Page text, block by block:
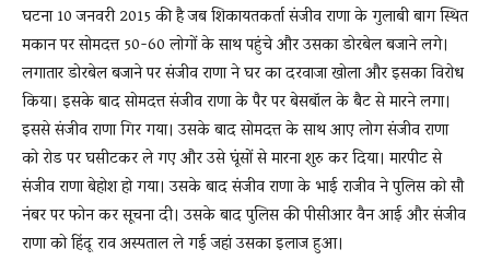
घटना 10 जनवरी 2015 की है जब शिकायतकर्ता संजीव राणा के गुलाबी बाग स्थित
मकान पर सोमदत्त 50-60 लोगों के साथ पहुंचे और उसका डोरबेल बजाने लगे।
लगातार डोरबेल बजाने पर संजीव राणा ने घर का दरवाजा खोला और इसका विरोध
किया। इसके बाद सोमदत्त संजीव राणा के पैर पर बेसबॉल के बैट से मारने लगा।
इससे संजीव राणा गिर गया। उसके बाद सोमदत्त के साथ आए लोग संजीव राणा
को रोड पर घसीटकर ले गए और उसे घूंसों से मारना शुरु कर दिया। मारपीट से
संजीव राणा बेहोश हो गया। उसके बाद संजीव राणा के भाई राजीव ने पुलिस को सौ
नंबर पर फोन कर सूचना दी। उसके बाद पुलिस की पीसीआर वैन आई और संजीव
राणा को हिंदू राव अस्पताल ले गई जहां उसका इलाज हुआ।